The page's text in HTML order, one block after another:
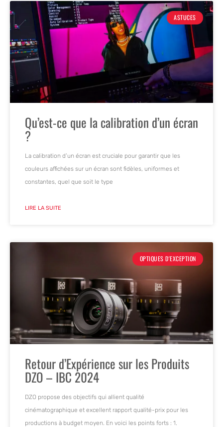
ASTUCES
Qu’est-ce que la calibration d’un écran
?
La calibration d’un écran est cruciale pour garantir que les
couleurs affichées sur un écran sont fidèles, uniformes et
constantes, quel que soit le type
LIRE LA SUITE
OPTIQUES D'EXCEPTION
Retour d’Expérience sur les Produits
DZO – IBC 2024
DZO propose des objectifs qui allient qualité
cinématographique et excellent rapport qualité-prix pour les
productions à budget moyen. En voici les points forts : 1.